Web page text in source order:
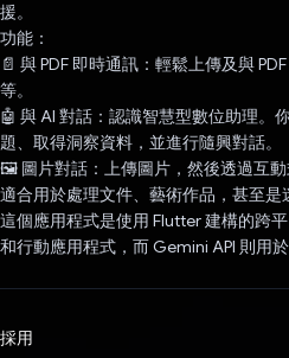
援。
功能：
📄 與 PDF 即時通訊：輕鬆上傳及與
等。
🤖 與 AI 對話：認識智慧型數位助理。
題、取得洞察資料，並進行隨興對話。
🖼️ 圖片對話：上傳圖片，然後透過互
適合用於處理文件、藝術作品，甚至是
這個應用程式是使用 Flutter 建構的跨
和行動應用程式，而 Gemini API 則用於
採用